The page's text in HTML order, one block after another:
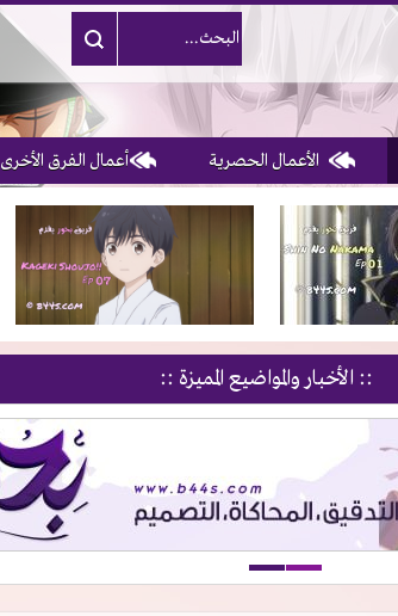
الأعمال الحصرية أعمال الفرق الأخرى
1, 2, 3 & 4of 10
:: الأخبار والمواضيع المميزة ::